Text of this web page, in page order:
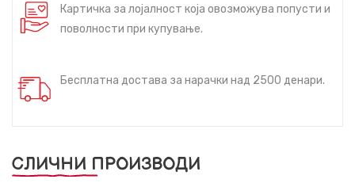
Картичка за лојалност која овозможува попусти и
поволности при купување.
Бесплатна достава за нарачки над 2500 денари.
СЛИЧНИ ПРОИЗВОДИ